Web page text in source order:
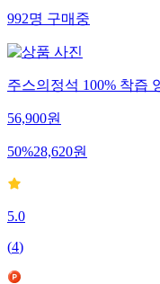
992명구매중
주스의정석 100% 착즙
56,900원
50%28,620원
5.0
(4)